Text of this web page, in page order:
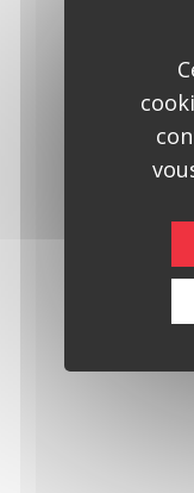
ATYX est
au
millions